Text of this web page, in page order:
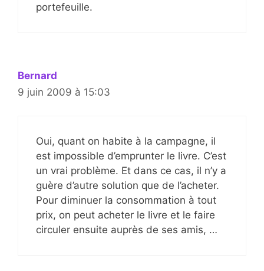
portefeuille.
Bernard
9 juin 2009 à 15:03
Oui, quant on habite à la campagne, il
est impossible d’emprunter le livre. C’est
un vrai problème. Et dans ce cas, il n’y a
guère d’autre solution que de l’acheter.
Pour diminuer la consommation à tout
prix, on peut acheter le livre et le faire
circuler ensuite auprès de ses amis, …